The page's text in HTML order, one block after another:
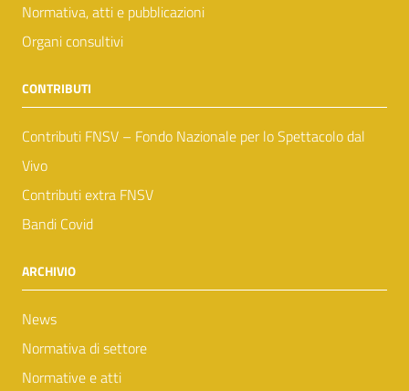
Normativa, atti e pubblicazioni
Organi consultivi
CONTRIBUTI
Contributi FNSV – Fondo Nazionale per lo Spettacolo dal
Vivo
Contributi extra FNSV
Bandi Covid
ARCHIVIO
News
Normativa di settore
Normative e atti